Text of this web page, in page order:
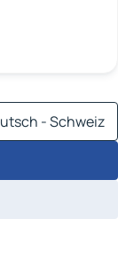
- Schweiz